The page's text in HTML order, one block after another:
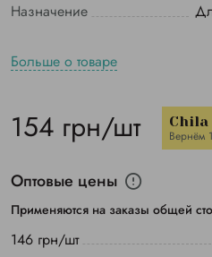
Назначение
Больше о товаре
154 грн/шт Chila
Вернём
Оптовые цены
Применяются на заказы общей
146 грн/шт